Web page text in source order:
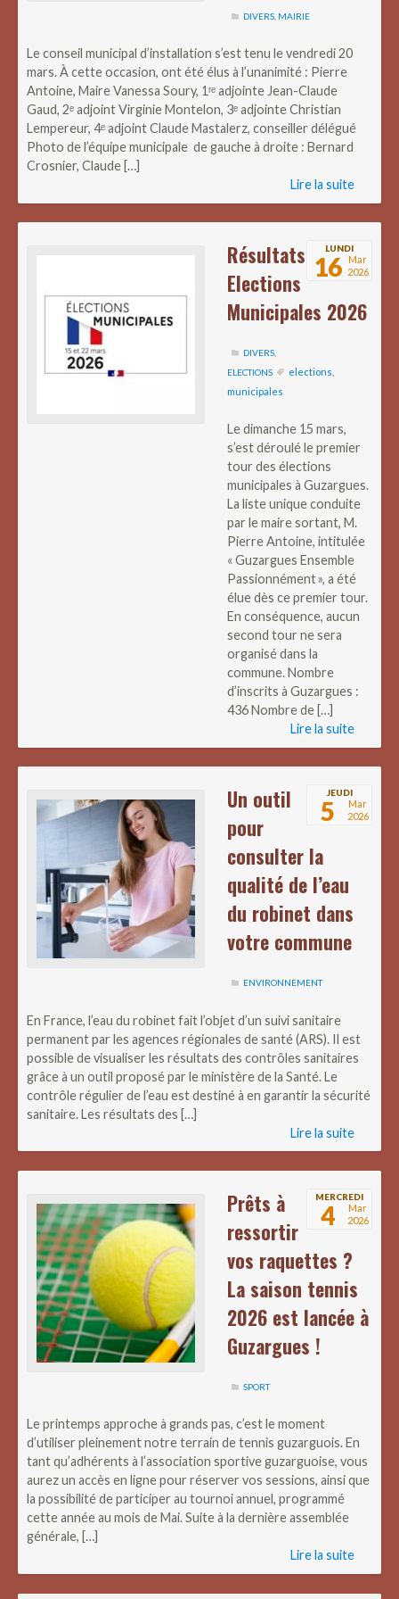
DIVERS MAIRIE
Le conseil municipal d’installation s’est tenu le vendredi 20
mars. À cette occasion, ont été élus à l’unanimité : Pierre
Antoine, Maire Vanessa Soury, 1ʳᵉ adjointe Jean-Claude
Gaud, 2ᵉ adjoint Virginie Montelon, 3ᵉ adjointe Christian
Lempereur, 4ᵉ adjoint Claude Mastalerz, conseiller délégué
Photo de l’équipe municipale de gauche à droite : Bernard
Crosnier, Claude […]
Lire la suite
LUNDI
16 Mar
2026
Résultats
Elections
Municipales 2026
DIVERS
ELECTIONS
elections
municipales
Le dimanche 15 mars,
s’est déroulé le premier
tour des élections
municipales à Guzargues.
La liste unique conduite
par le maire sortant, M.
Pierre Antoine, intitulée
« Guzargues Ensemble
Passionnément », a été
élue dès ce premier tour.
En conséquence, aucun
second tour ne sera
organisé dans la
commune. Nombre
d’inscrits à Guzargues :
436 Nombre de […]
Lire la suite
JEUDI
5
Mar
2026
Un outil
pour
consulter la
qualité de l’eau
du robinet dans
votre commune
ENVIRONNEMENT
En France, l’eau du robinet fait l’objet d’un suivi sanitaire
permanent par les agences régionales de santé (ARS). Il est
possible de visualiser les résultats des contrôles sanitaires
grâce à un outil proposé par le ministère de la Santé. Le
contrôle régulier de l’eau est destiné à en garantir la sécurité
sanitaire. Les résultats des […]
Lire la suite
MERCREDI
4
Mar
2026
Prêts à
ressortir
vos raquettes ?
La saison tennis
2026 est lancée à
Guzargues !
SPORT
Le printemps approche à grands pas, c’est le moment
d’utiliser pleinement notre terrain de tennis guzarguois. En
tant qu’adhérents à l’association sportive guzarguoise, vous
aurez un accès en ligne pour réserver vos sessions, ainsi que
la possibilité de participer au tournoi annuel, programmé
cette année au mois de Mai. Suite à la dernière assemblée
générale, […]
Lire la suite